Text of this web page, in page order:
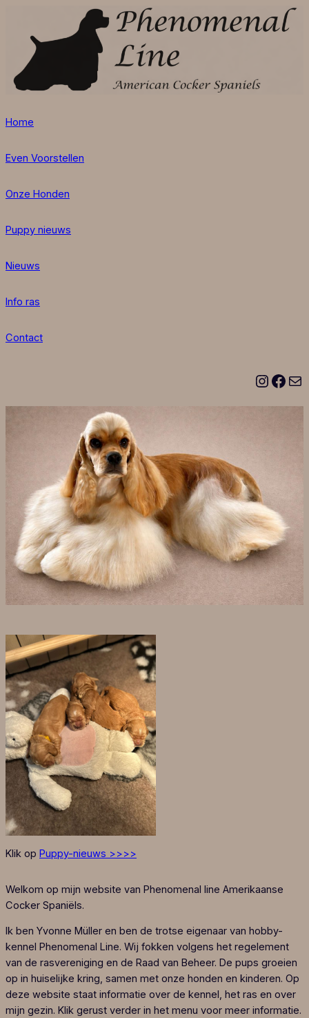
Home
Even Voorstellen
Onze Honden
Puppy nieuws
Nieuws
Info ras
Contact
InstagramFacebook E-mail
Klik op Puppy-nieuws >>>>
Welkom op mijn website van Phenomenal line Amerikaanse
Cocker Spaniëls.
Ik ben Yvonne Müller en ben de trotse eigenaar van hobby-
kennel Phenomenal Line. Wij fokken volgens het regelement
van de rasvereniging en de Raad van Beheer. De pups groeien
op in huiselijke kring, samen met onze honden en kinderen. Op
deze website staat informatie over de kennel, het ras en over
mijn gezin. Klik gerust verder in het menu voor meer informatie.